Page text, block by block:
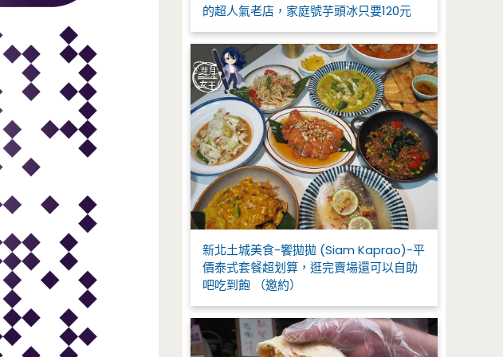
的超人氣老店，家庭號芋頭冰只要120元
新北土城美食-饗拋拋 (Siam Kaprao)-平
價泰式套餐超划算，逛完賣場還可以自助
吧吃到飽 （邀約）